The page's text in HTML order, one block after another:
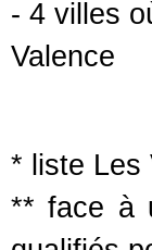
- 4 villes
Valence
* liste Les
** face à